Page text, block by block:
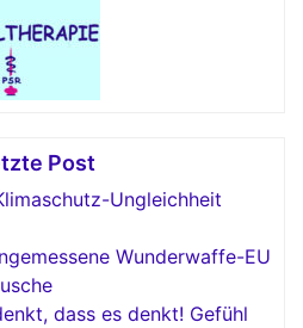
Post
Ungleichheit
Wunderwaffe-EU
dass es denkt! Gefühl